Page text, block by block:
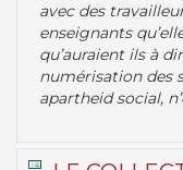
avec des
enseignants
qu’auraient ils à
numérisation des
apartheid social,